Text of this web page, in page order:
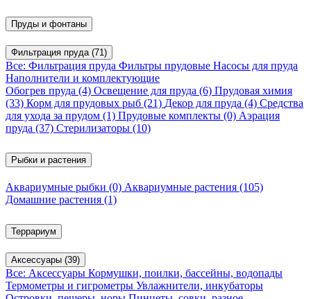
Пруды и фонтаны
Фильтрация пруда (71)
Все: Фильтрация пруда Фильтры прудовые Насосы для пруда
Наполнители и комплектующие
Обогрев пруда (4) Освещение для пруда (6) Прудовая химия
(33) Корм для прудовых рыб (21) Декор для пруда (4) Средства
для ухода за прудом (1) Прудовые комплекты (0) Аэрация
пруда (37) Стерилизаторы (10)
Рыбки и растения
Аквариумные рыбки (0) Аквариумные растения (105)
Домашние растения (1)
Террариум
Аксессуары (39)
Все: Аксессуары Кормушки, поилки, бассейны, водопады
Термометры и гигрометры Увлажнители, инкубаторы